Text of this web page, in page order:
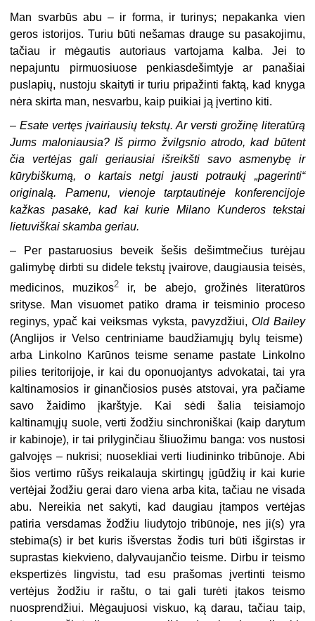
Man svarbūs abu – ir forma, ir turinys; nepakanka vien
geros istorijos. Turiu būti nešamas drauge su pasakojimu,
tačiau ir mėgautis autoriaus vartojama kalba. Jei to
nepajuntu pirmuosiuose penkiasdešimtyje ar panašiai
puslapių, nustoju skaityti ir turiu pripažinti faktą, kad knyga
nėra skirta man, nesvarbu, kaip puikiai ją įvertino kiti.
–Esate vertęs įvairiausių tekstų. Ar versti grožinę literatūrą
Jums maloniausia? Iš pirmo žvilgsnio atrodo, kad būtent
čia vertėjas gali geriausiai išreikšti savo asmenybę ir
kūrybiškumą, o kartais netgi jausti potraukį „pagerinti“
originalą. Pamenu, vienoje tarptautinėje konferencijoje
kažkas pasakė, kad kai kurie Milano Kunderos tekstai
lietuviškai skamba geriau.
–
Per pastaruosius beveik šešis dešimtmečius turėjau
galimybę dirbti su didele tekstų įvairove, daugiausia teisės,
medicinos, muzikos2 ir, be abejo, grožinės literatūros
srityse. Man visuomet patiko drama ir teisminio proceso
reginys, ypač kai veiksmas vyksta, pavyzdžiui, Old Bailey
(Anglijos ir Velso centriniame baudžiamųjų bylų teisme)
arba Linkolno Karūnos teisme sename pastate Linkolno
pilies teritorijoje, ir kai du oponuojantys advokatai, tai yra
kaltinamosios ir ginančiosios pusės atstovai, yra pačiame
savo žaidimo įkarštyje. Kai sėdi šalia teisiamojo
kaltinamųjų suole, verti žodžiu sinchroniškai (kaip darytum
ir kabinoje), ir tai prilyginčiau šliuožimu banga: vos nustosi
galvojęs – nukrisi; nuosekliai verti liudininko tribūnoje. Abi
šios vertimo rūšys reikalauja skirtingų įgūdžių ir kai kurie
vertėjai žodžiu gerai daro viena arba kita, tačiau ne visada
abu. Nereikia net sakyti, kad daugiau įtampos vertėjas
patiria versdamas žodžiu liudytojo tribūnoje, nes ji(s) yra
stebima(s) ir bet kuris išverstas žodis turi būti išgirstas ir
suprastas kiekvieno, dalyvaujančio teisme. Dirbu ir teismo
ekspertizės lingvistu, tad esu prašomas įvertinti teismo
vertėjus žodžiu ir raštu, o tai gali turėti įtakos teismo
nuosprendžiui. Mėgaujuosi viskuo, ką darau, tačiau taip,